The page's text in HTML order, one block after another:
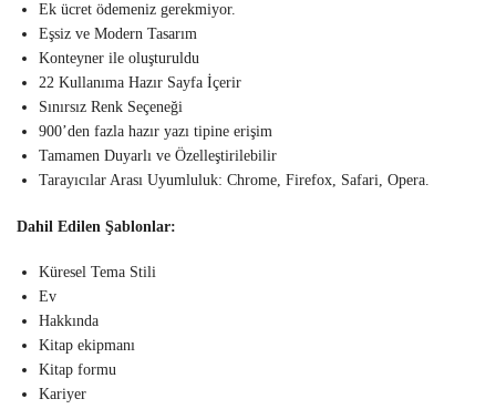
Ek ücret ödemeniz gerekmiyor.
Eşsiz ve Modern Tasarım
Konteyner ile oluşturuldu
22 Kullanıma Hazır Sayfa İçerir
Sınırsız Renk Seçeneği
900’den fazla hazır yazı tipine erişim
Tamamen Duyarlı ve Özelleştirilebilir
Tarayıcılar Arası Uyumluluk: Chrome, Firefox, Safari, Opera.
Dahil Edilen Şablonlar:
Küresel Tema Stili
Ev
Hakkında
Kitap ekipmanı
Kitap formu
Kariyer